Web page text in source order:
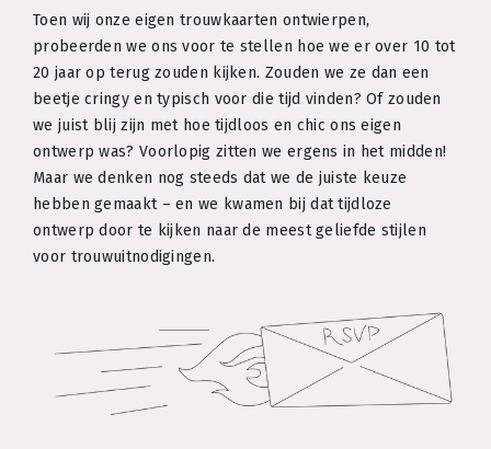
Toen wij onze eigen trouwkaarten ontwierpen,
probeerden we ons voor te stellen hoe we er over 10 tot
20 jaar op terug zouden kijken. Zouden we ze dan een
beetje cringy en typisch voor die tijd vinden? Of zouden
we juist blij zijn met hoe tijdloos en chic ons eigen
ontwerp was? Voorlopig zitten we ergens in het midden!
Maar we denken nog steeds dat we de juiste keuze
hebben gemaakt – en we kwamen bij dat tijdloze
ontwerp door te kijken naar de meest geliefde stijlen
voor trouwuitnodigingen.